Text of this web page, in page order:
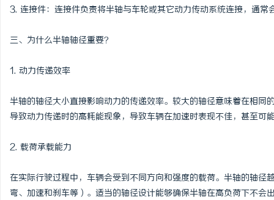
3. 连接件：连接件负责将半轴与车轮或其它动力传动系统连接，通
三、为什么半轴轴径重要？
1. 动力传递效率
半轴的轴径大小直接影响动力的传递效率。较大的轴径意味着在相
导致动力传递时的高耗能现象，导致车辆在加速时表现不佳，甚至可
2. 载荷承载能力
在实际行驶过程中，车辆会受到不同方向和强度的载荷。半轴的轴
弯、加速和刹车等）。适当的轴径设计能够确保半轴在高负荷下不会